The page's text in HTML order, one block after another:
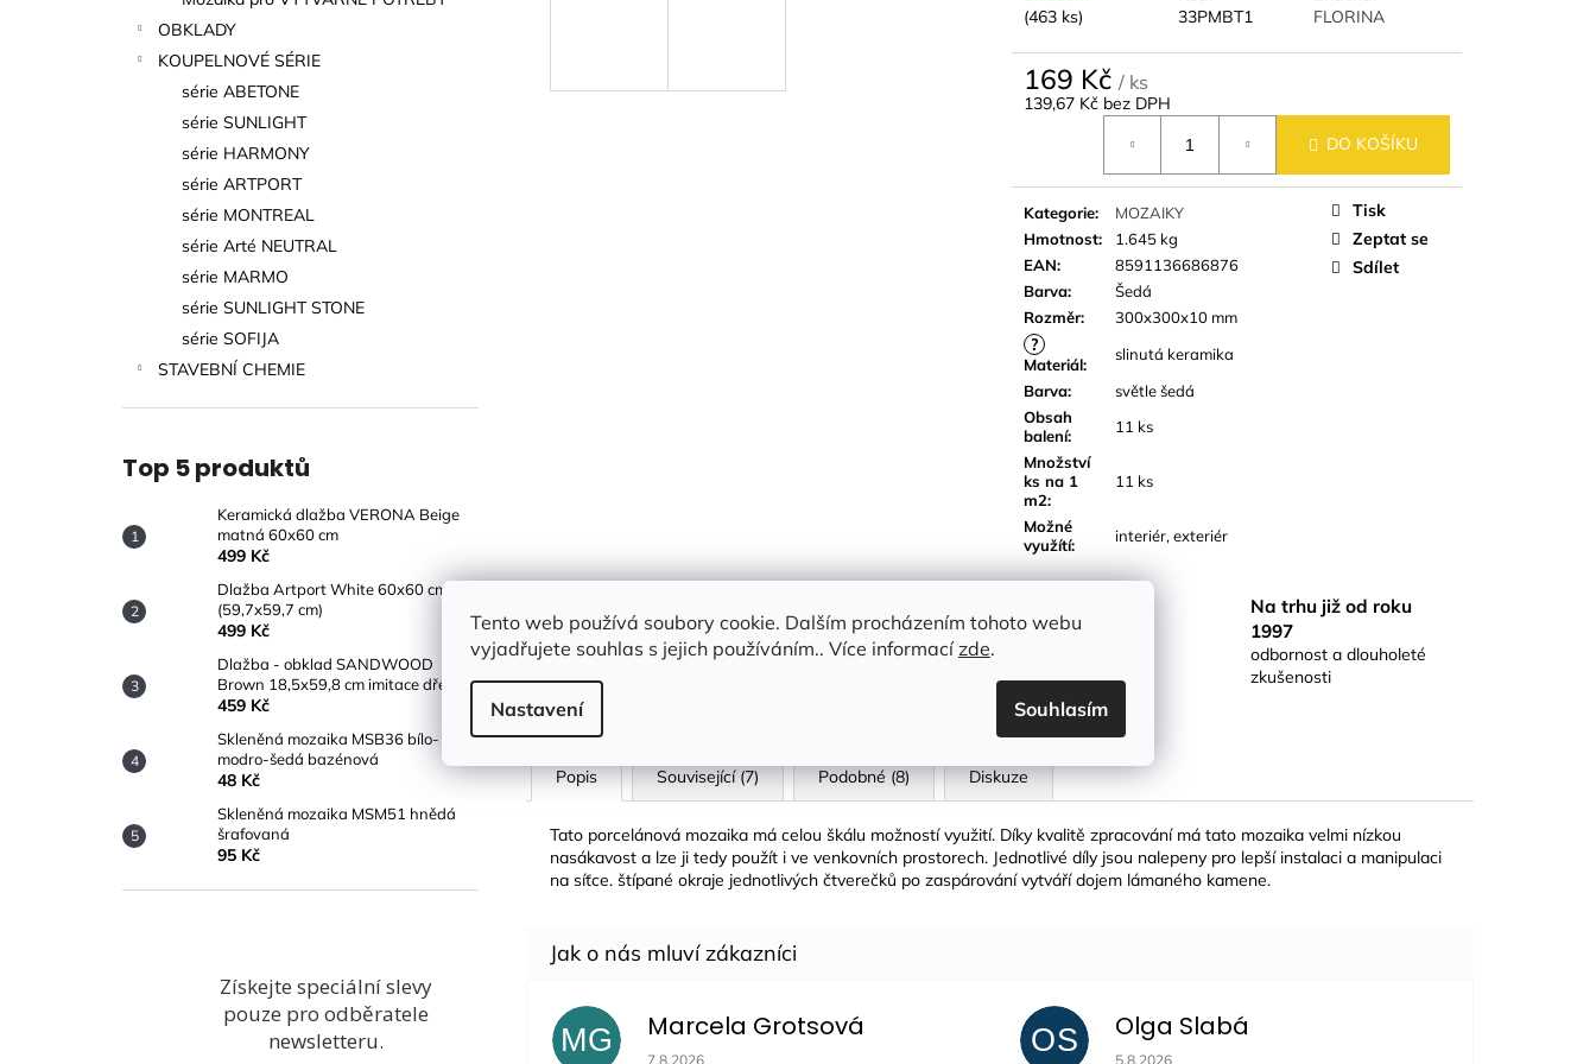
Tento web používá soubory cookie. Dalším procházením tohoto webu
vyjadřujete souhlas s jejich používáním.. Více informacízde.
Nastavení Souhlasím
OBKLADY
KOUPELNOVÉ SÉRIE
série ABETONE
série SUNLIGHT
série HARMONY
série ARTPORT
série MONTREAL
série Arté NEUTRAL
série MARMO
série SUNLIGHT STONE
série SOFIJA
STAVEBNÍ CHEMIE
Top 5 produktů
Keramická dlažba VERONA Beige
matná 60x60 cm
499 Kč
Dlažba Artport White 60x60 cm
(59,7x59,7 cm)
499 Kč
Dlažba - obklad SANDWOOD
Brown 18,5x59,8 cm imitace dřeva
459 Kč
Skleněná mozaika MSB36 bílo-
modro-šedá bazénová
48 Kč
Skleněná mozaika MSM51 hnědá
šrafovaná
95 Kč
Získejte speciální slevy
pouze pro odběratele
newsletteru.
(463 ks)
33PMBT1
FLORINA
169 Kč / ks
139,67 Kč bez DPH
DO KOŠÍKU
Kategorie:
MOZAIKY
Hmotnost:
1.645 kg
EAN:
8591136686876
Barva:
Šedá
Rozměr: 300x300x10 mm
?
Materiál:
slinutá keramika
Barva:
světle šedá
Obsah
balení:
11 ks
Množství
ks na 1
m2:
11 ks
Možné
využítí: interiér, exteriér
Tisk
Zeptat se
Sdílet
Zboží skladem
Více než 90 % zboží
skladem
Rychlá expedice
Rychlá expedice zboží
po celé ČR
Na trhu již od roku
1997
odbornost a dlouholeté
zkušenosti
Popis Související (7) Podobné (8) Diskuze
Tato porcelánová mozaika má celou škálu možností využití. Díky kvalitě zpracování má tato mozaika velmi nízkou
nasákavost a lze ji tedy použít i ve venkovních prostorech. Jednotlivé díly jsou nalepeny pro lepší instalaci a manipulaci
na síťce. štípané okraje jednotlivých čtverečků po zaspárování vytváří dojem lámaného kamene.
MG Marcela Grotsová
Hodnocení obchodu je 5 z 5 hvězdiček.
7.8.2026
OS Olga Slabá
Hodnocení obchodu je 5 z 5 hvězdiček.
5.8.2026
499 Kč